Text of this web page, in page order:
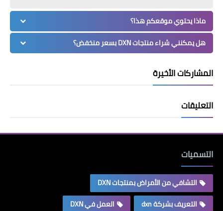
ماذا يحتوي موقعكم هذا؟
هل يمكنني شراء منتجات DXN بسعر منخفض؟
المشاركات الأخيرة
التعليقات
التسميات
التشافي من الأمراض بمنتجات DXN
التعريف بشركة dxn
العمل في DXN